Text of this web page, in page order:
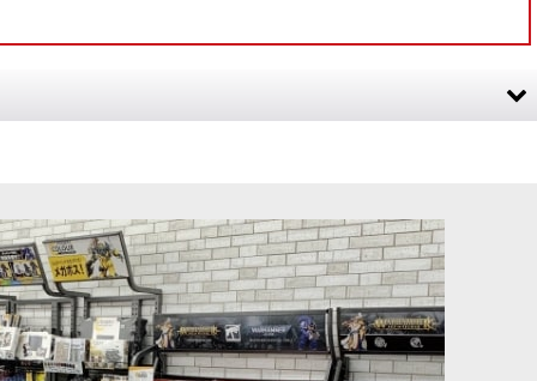
ス・ナイト[83-09]
[スレイヴ・トゥ・ダークネス] ダークオース・マローダ
ー[83-52]